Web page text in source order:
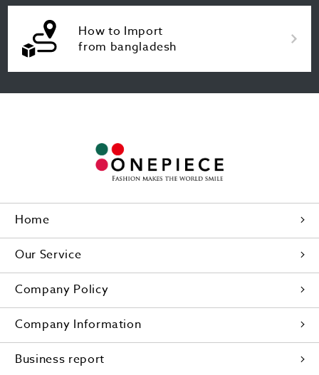
How to Import
from bangladesh
Home
Our Service
Company Policy
Company Information
Business report